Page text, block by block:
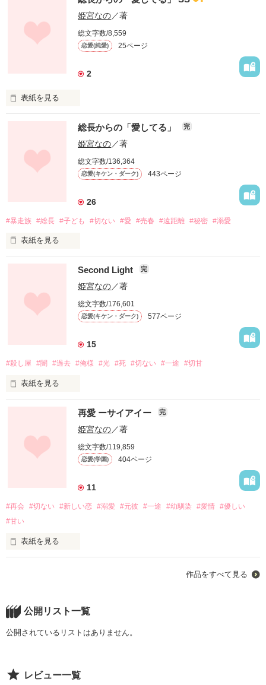
その美しい顔で、優しく抱きしめる男
ーーー１人の少女と愛を誓った
最強暴走族、“龍嵐” -リュウラン- 総長
大切な人のために、自分を犠牲にした少女
雨宮 美愛  ーアマミヤ ミアー
あなたを愛してる
私は、もう二度と自分の愛に迷わない
どんなに遠い場所にいようと、
私はあなたしか愛さない
どんなに嫌われようと構わない
どんなに軽蔑されたって、いい
大切な人を悲しませないで済むのなら
「なにがあっても、どんなに否定されても
私の愛だけは忘れないで」
姫宮なの／著
総文字数/8,559
恋愛(純愛) 25ページ
2
表紙を見る
その美しい顔で、優しく抱きしめる男
誰もが憧れ、一目置く存在であるその男は
ーーー１人の少女と家族になる
最強暴走族、“龍嵐” -リュウラン- 総長
十六夜  廉也   ーイザヨイ レンヤー
大切な人のために、自分を犠牲にした少女
雨宮 美愛  ーアマミヤ ミアー
「廉也、いつまでも愛してる
あなたを愛してる
この先もずっと……
どんなに時間が経とうとも、心からの愛を捧げます
でもね、もしも……その時が来たら
廉也は他の人と幸せになってね
総長からの「愛してる」 完
姫宮なの／著
総文字数/136,364
恋愛(キケン・ダーク) 443ページ
26
#暴走族 #総長 #子ども #切ない #愛 #売春 #遠距離 #秘密 #溺愛
表紙を見る
その美しい顔で意地悪く笑う男
最強暴走族、“龍嵐” -リュウラン- 総長
×
大切な人のために自分を売る少女
「あなたの手に入らないものがあることを知るといい」
Second Light 完
姫宮なの／著
総文字数/176,601
恋愛(キケン・ダーク) 577ページ
15
#殺し屋 #闇 #過去 #俺様 #光 #死 #切ない #一途 #切甘
表紙を見る
その少女は…
過去に闇と悲しみを抱えていた。
そんな少女に手を差し出したのは、
再愛 ーサイアイー 完
姫宮なの／著
総文字数/119,859
恋愛(学園) 404ページ
11
#再会 #切ない #新しい恋 #溺愛 #元彼 #一途 #幼馴染 #愛情 #優しい
#甘い
表紙を見る
「私もずーっと大好きだよっ」
作品をすべて見る
公開リスト一覧
公開されているリストはありません。
レビュー一覧